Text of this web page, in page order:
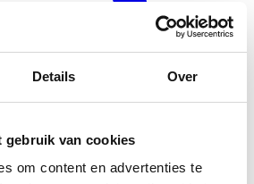
Details Over
gebruik van cookies
om content en advertenties te